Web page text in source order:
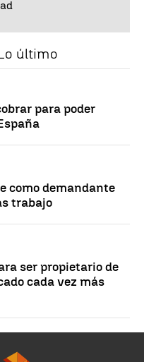
último
para poder
como demandante
trabajo
ser propietario de
cada vez más